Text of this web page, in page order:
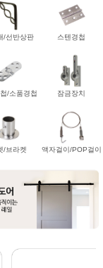
/선반상판 스텐경첩
/소품경첩 잠금장치
/브라켓 액자걸이/POP걸이